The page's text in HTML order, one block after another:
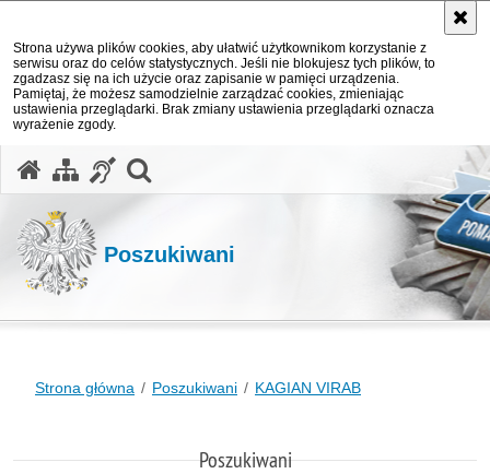
Strona używa plików cookies, aby ułatwić użytkownikom korzystanie z
serwisu oraz do celów statystycznych. Jeśli nie blokujesz tych plików, to
zgadzasz się na ich użycie oraz zapisanie w pamięci urządzenia.
Pamiętaj, że możesz samodzielnie zarządzać cookies, zmieniając
ustawienia przeglądarki. Brak zmiany ustawienia przeglądarki oznacza
wyrażenie zgody.
Poszukiwani
Strona główna Poszukiwani KAGIAN VIRAB
Poszukiwani